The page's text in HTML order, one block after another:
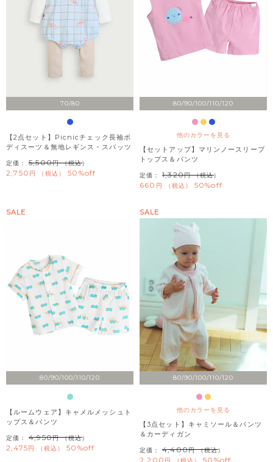
70/80
【2点セット】Picnicチェック長袖ボ
ディスーツ＆無地レギンス・スパッツ
定価： 5,500 （税込）
2,750 税込 50%off
80/90/100/110/120
他のカラーを見る
【セットアップ】マリンノースリーブ
トップス＆パンツ
定価： 1,320 （税込）
660 税込 50%off
80/90/100/110/120
SALE
【ルームウェア】キャメルメッシュト
ップス＆パンツ
定価： 4,950 （税込）
2,475 税込 50%off
80/90/100/110/120
他のカラーを見る
SALE
【3点セット】キャミソール＆パンツ
＆カーディガン
定価： 4,400 （税込）
2,200 50%off